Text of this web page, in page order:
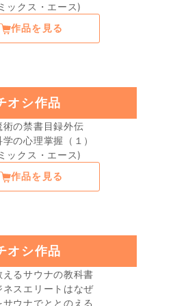
ックス・エース)
作品を見る
オシ作品
術の禁書目録外伝
の心理掌握（１）
ックス・エース)
作品を見る
オシ作品
えるサウナの教科書
スエリートはなぜ
ウナでととのえる